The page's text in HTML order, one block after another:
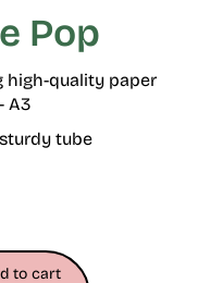
Pop
high-quality paper
A3
tube
to cart